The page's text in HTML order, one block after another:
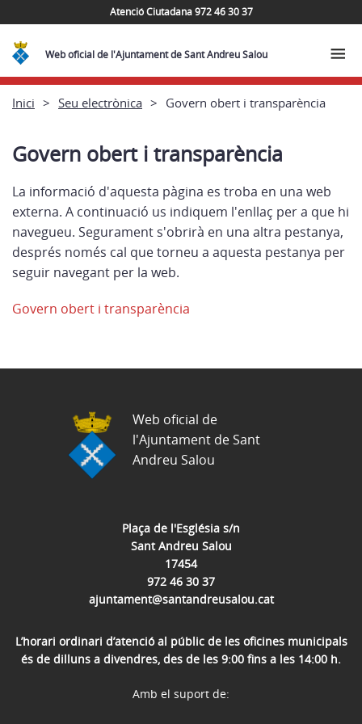
Atenció Ciutadana 972 46 30 37
Web oficial de l'Ajuntament de Sant Andreu Salou
Inici Seu electrònica Govern obert i transparència
Govern obert i transparència
La informació d'aquesta pàgina es troba en una web
externa. A continuació us indiquem l'enllaç per a que hi
navegueu. Segurament s'obrirà en una altra pestanya,
després només cal que torneu a aquesta pestanya per
seguir navegant per la web.
Govern obert i transparència
Plaça de l'Església s/n
Sant Andreu Salou
17454
972 46 30 37
ajuntament@santandreusalou.cat
L’horari ordinari d’atenció al públic de les oficines municipals
és de dilluns a divendres, des de les 9:00 fins a les 14:00 h.
Web oficial de
l'Ajuntament de Sant
Andreu Salou
Amb el suport de: